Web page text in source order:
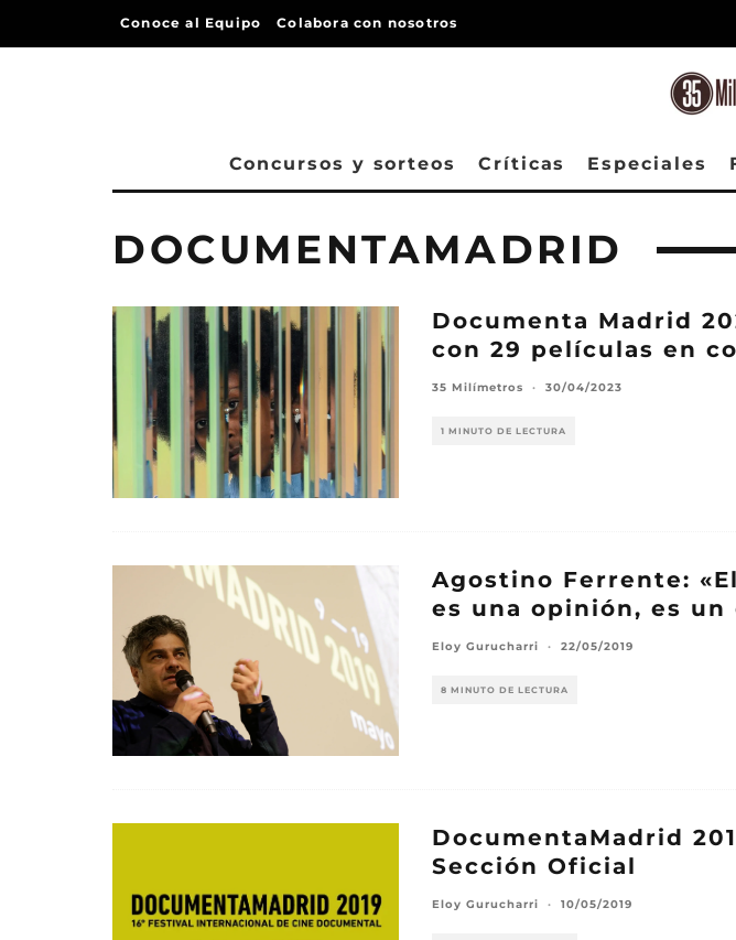
Conoce al Equipo Colabora con nosotros
Concursos y sorteos Críticas Especiales
DOCUMENTAMADRID
Documenta Madrid
con 29 películas en
35 Milímetros · 30/04/2023
1 MINUTO DE LECTURA
Agostino Ferrente:
es una opinión, es un
Eloy Gurucharri · 22/05/2019
8 MINUTO DE LECTURA
DocumentaMadrid
Sección Oficial
Eloy Gurucharri · 10/05/2019